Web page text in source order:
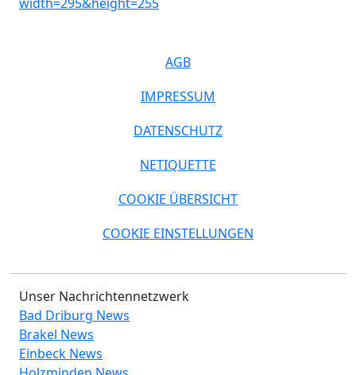
AGB
IMPRESSUM
DATENSCHUTZ
NETIQUETTE
COOKIE ÜBERSICHT
COOKIE EINSTELLUNGEN
Unser Nachrichtennetzwerk
Bad Driburg News
Brakel News
Einbeck News